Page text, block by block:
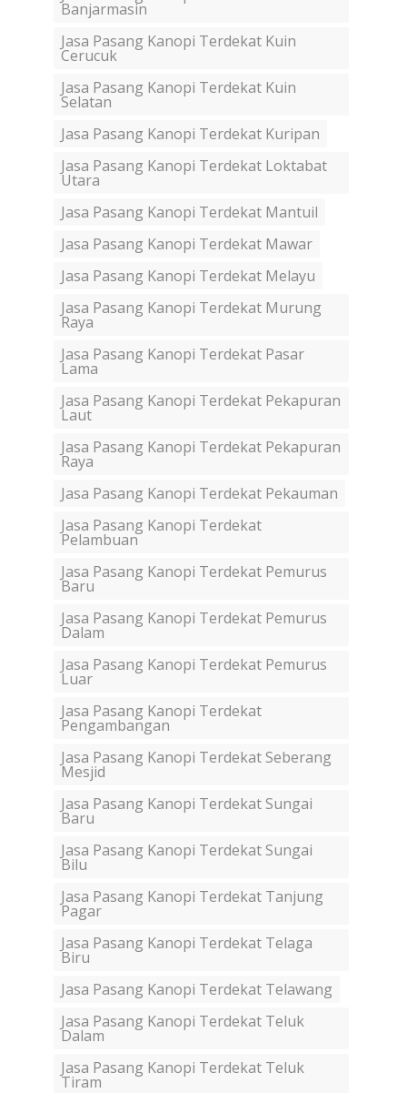
Banjarmasin
Jasa Pasang Kanopi Terdekat Kuin
Cerucuk
Jasa Pasang Kanopi Terdekat Kuin
Selatan
Jasa Pasang Kanopi Terdekat Kuripan
Jasa Pasang Kanopi Terdekat Loktabat
Utara
Jasa Pasang Kanopi Terdekat Mantuil
Jasa Pasang Kanopi Terdekat Mawar
Jasa Pasang Kanopi Terdekat Melayu
Jasa Pasang Kanopi Terdekat Murung
Raya
Jasa Pasang Kanopi Terdekat Pasar
Lama
Jasa Pasang Kanopi Terdekat Pekapuran
Laut
Jasa Pasang Kanopi Terdekat Pekapuran
Raya
Jasa Pasang Kanopi Terdekat Pekauman
Jasa Pasang Kanopi Terdekat
Pelambuan
Jasa Pasang Kanopi Terdekat Pemurus
Baru
Jasa Pasang Kanopi Terdekat Pemurus
Dalam
Jasa Pasang Kanopi Terdekat Pemurus
Luar
Jasa Pasang Kanopi Terdekat
Pengambangan
Jasa Pasang Kanopi Terdekat Seberang
Mesjid
Jasa Pasang Kanopi Terdekat Sungai
Baru
Jasa Pasang Kanopi Terdekat Sungai
Bilu
Jasa Pasang Kanopi Terdekat Tanjung
Pagar
Jasa Pasang Kanopi Terdekat Telaga
Biru
Jasa Pasang Kanopi Terdekat Telawang
Jasa Pasang Kanopi Terdekat Teluk
Dalam
Jasa Pasang Kanopi Terdekat Teluk
Tiram